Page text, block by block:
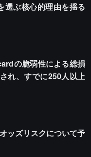
選ぶ核心的理由を揺る
の脆弱性による総損
れ、すでに250人以上
ッズリスクについて予